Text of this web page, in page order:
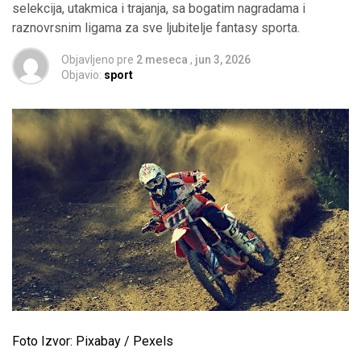
selekcija, utakmica i trajanja, sa bogatim nagradama i
raznovrsnim ligama za sve ljubitelje fantasy sporta.
Objavljeno pre 2 meseca , jun 3, 2026
Objavio: sport
Foto Izvor: Pixabay / Pexels